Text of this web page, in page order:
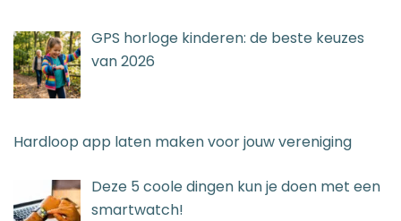
GPS horloge kinderen: de beste keuzes
van 2026
Hardloop app laten maken voor jouw vereniging
Deze 5 coole dingen kun je doen met een
smartwatch!